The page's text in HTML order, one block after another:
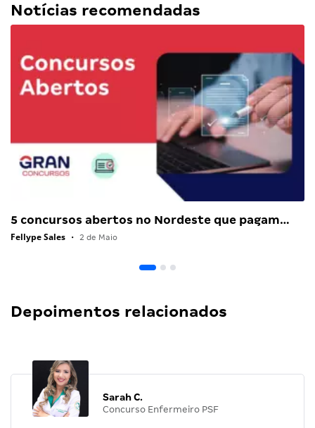
Notícias recomendadas
5 concursos abertos no Nordeste que pagam…
Fellype Sales • 2 de Maio
Depoimentos relacionados
Sarah C.
Concurso Enfermeiro PSF